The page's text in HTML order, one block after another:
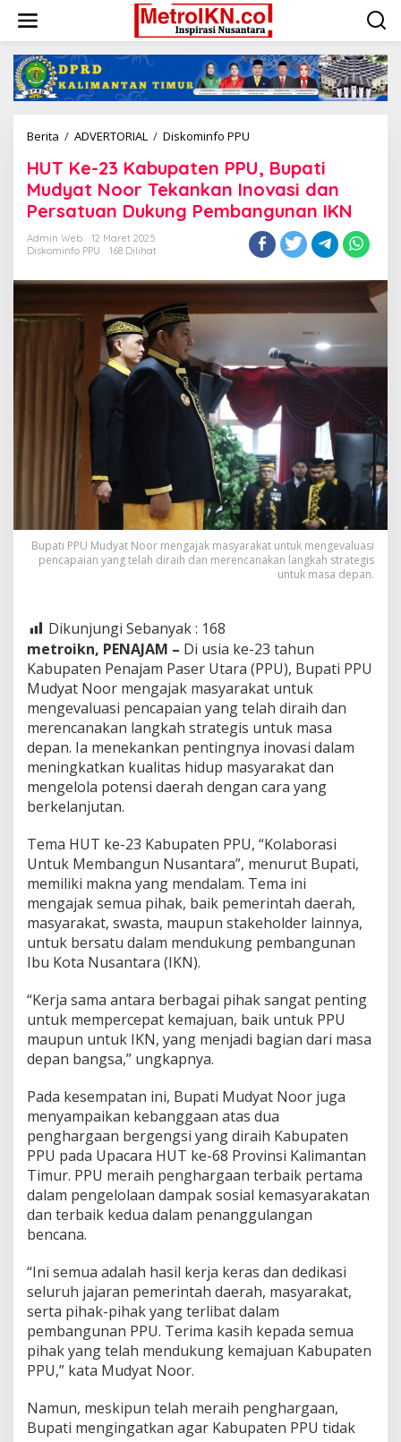
konten
Berita / ADVERTORIAL / Diskominfo PPU
23
Kabupaten
PPU,
Bupati
Mudyat
Noor
Inovasi
dan
Persatuan
Pembangunan
HUT Ke-23 Kabupaten PPU, Bupati
Mudyat Noor Tekankan Inovasi dan
Persatuan Dukung Pembangunan IKN
Admin Web
12 Maret 2025
Diskominfo PPU
168 Dilihat
Bupati PPU Mudyat Noor mengajak masyarakat untuk mengevaluasi
pencapaian yang telah diraih dan merencanakan langkah strategis
untuk masa depan.
Dikunjungi Sebanyak : 168
metroikn, PENAJAM – Di usia ke-23 tahun
Kabupaten Penajam Paser Utara (PPU), Bupati PPU
Mudyat Noor mengajak masyarakat untuk
mengevaluasi pencapaian yang telah diraih dan
merencanakan langkah strategis untuk masa
depan. Ia menekankan pentingnya inovasi dalam
meningkatkan kualitas hidup masyarakat dan
mengelola potensi daerah dengan cara yang
berkelanjutan.
Tema HUT ke-23 Kabupaten PPU, “Kolaborasi
Untuk Membangun Nusantara”, menurut Bupati,
memiliki makna yang mendalam. Tema ini
mengajak semua pihak, baik pemerintah daerah,
masyarakat, swasta, maupun stakeholder lainnya,
untuk bersatu dalam mendukung pembangunan
Ibu Kota Nusantara (IKN).
“Kerja sama antara berbagai pihak sangat penting
untuk mempercepat kemajuan, baik untuk PPU
maupun untuk IKN, yang menjadi bagian dari masa
depan bangsa,” ungkapnya.
Pada kesempatan ini, Bupati Mudyat Noor juga
menyampaikan kebanggaan atas dua
penghargaan bergengsi yang diraih Kabupaten
PPU pada Upacara HUT ke-68 Provinsi Kalimantan
Timur. PPU meraih penghargaan terbaik pertama
dalam pengelolaan dampak sosial kemasyarakatan
dan terbaik kedua dalam penanggulangan
bencana.
“Ini semua adalah hasil kerja keras dan dedikasi
seluruh jajaran pemerintah daerah, masyarakat,
serta pihak-pihak yang terlibat dalam
pembangunan PPU. Terima kasih kepada semua
pihak yang telah mendukung kemajuan Kabupaten
PPU,” kata Mudyat Noor.
Namun, meskipun telah meraih penghargaan,
Bupati mengingatkan agar Kabupaten PPU tidak